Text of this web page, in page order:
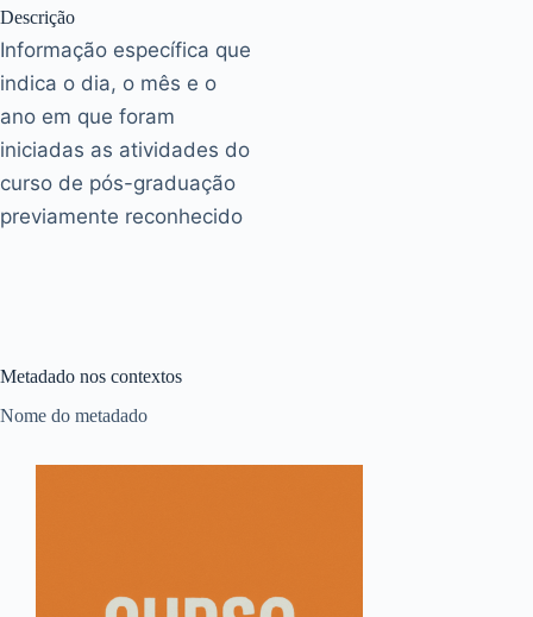
Descrição
Informação específica que
indica o dia, o mês e o
ano em que foram
iniciadas as atividades do
curso de pós-graduação
previamente reconhecido
Metadado nos contextos
Nome do metadado